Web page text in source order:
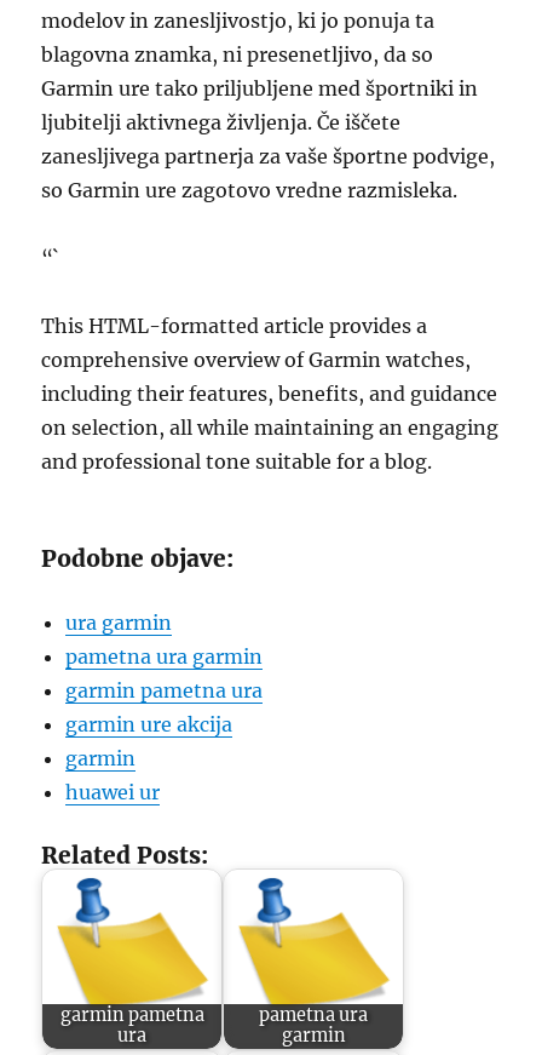
modelov in zanesljivostjo, ki jo ponuja ta
blagovna znamka, ni presenetljivo, da so
Garmin ure tako priljubljene med športniki in
ljubitelji aktivnega življenja. Če iščete
zanesljivega partnerja za vaše športne podvige,
so Garmin ure zagotovo vredne razmisleka.
“`
This HTML-formatted article provides a
comprehensive overview of Garmin watches,
including their features, benefits, and guidance
on selection, all while maintaining an engaging
and professional tone suitable for a blog.
Podobne objave:
ura garmin
pametna ura garmin
garmin pametna ura
garmin ure akcija
garmin
huawei ur
Related Posts:
garmin pametna
ura
pametna ura
garmin